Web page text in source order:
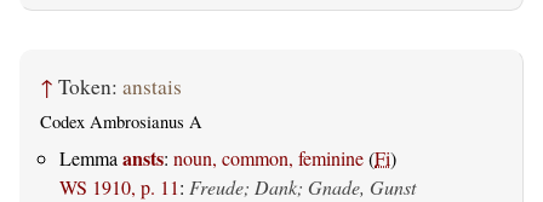
↑ Token: anstais
Codex Ambrosianus A
Lemmaansts: noun, common, feminine(Fi)
WS 1910, p. 11: Freude; Dank; Gnade, Gunst